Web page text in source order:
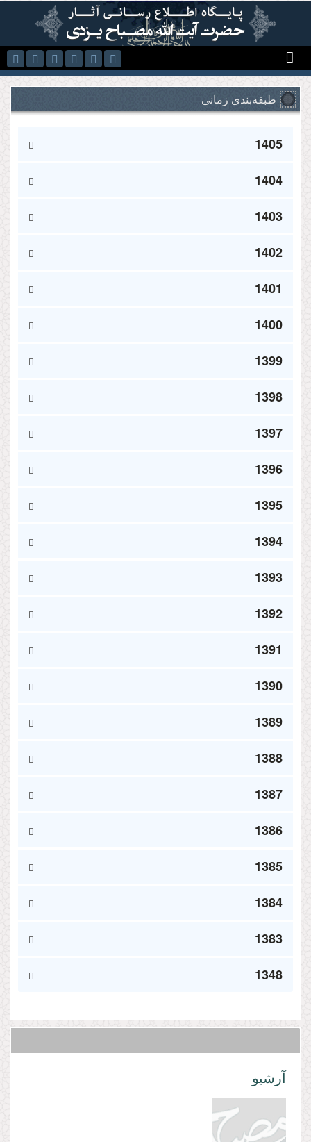
رفتن به محتوای اصلی
طبقه‌بندی زمانی
1405
1404
1403
1402
1401
1400
1399
1398
1397
1396
1395
1394
1393
1392
1391
1390
1389
1388
1387
1386
1385
1384
1383
1348
آرشیو